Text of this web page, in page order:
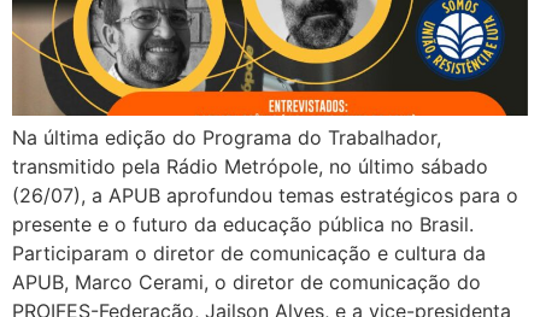
Na última edição do Programa do Trabalhador,
transmitido pela Rádio Metrópole, no último sábado
(26/07), a APUB aprofundou temas estratégicos para o
presente e o futuro da educação pública no Brasil.
Participaram o diretor de comunicação e cultura da
APUB, Marco Cerami, o diretor de comunicação do
PROIFES-Federação, Jailson Alves, e a vice-presidenta